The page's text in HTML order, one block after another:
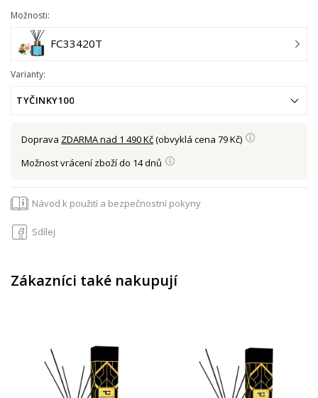
Možnosti:
FC33420T
Varianty:
TYČINKY100
Doprava ZDARMA nad 1 490 Kč(obvyklá cena 79 Kč)
Možnost vrácení zboží do 14 dnů
Návod k použití a bezpečnostní pokyny
Sdílej
Zákazníci také nakupují